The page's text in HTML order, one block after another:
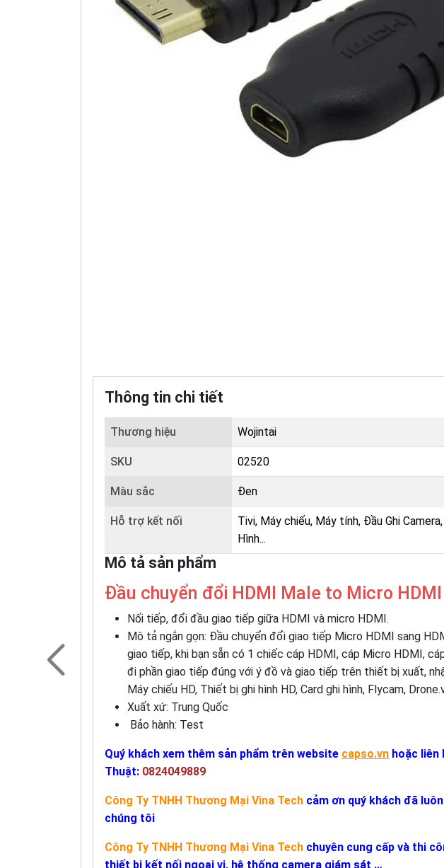
Thông tin chi tiết
Thương hiệu Wojintai
SKU 02520
Màu sắc Đen
Hỗ trợ kết nối
Tivi, Máy chiếu, Máy tính, Đầu Ghi
Hình...
Mô tả sản phẩm
Đầu chuyển đổi HDMI Male to Micro
Nối tiếp, đổi đầu giao tiếp giữa HDMI và micro HDMI.
Mô tả ngắn gọn: Đầu chuyển đổi giao tiếp Micro HDMI sang
giao tiếp, khi bạn sẵn có 1 chiếc cáp HDMI, cáp Micro HDMI,
đi phần giao tiếp đúng với ý đồ và giao tiếp trên thiết bị xuất,
Máy chiếu HD, Thiết bị ghi hình HD, Card ghi hình, Flycam,
Xuất xứ: Trung Quốc
Bảo hành: Test
Quý khách xem thêm sản phẩm trên website capso.vn hoặc liên
Thuật: 0824049889
Công Ty TNHH Thương Mại Vina Tech cảm ơn quý khách đã
chúng tôi
Công Ty TNHH Thương Mại Vina Tech chuyên cung cấp và thi
thiết bị kết nối ngoại vi, hệ thống camera giám sát …